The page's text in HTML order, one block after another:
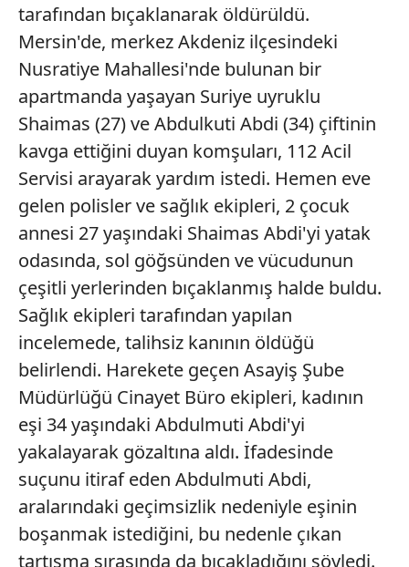
tarafından bıçaklanarak öldürüldü.
Mersin'de, merkez Akdeniz ilçesindeki
Nusratiye Mahallesi'nde bulunan bir
apartmanda yaşayan Suriye uyruklu
Shaimas (27) ve Abdulkuti Abdi (34) çiftinin
kavga ettiğini duyan komşuları, 112 Acil
Servisi arayarak yardım istedi. Hemen eve
gelen polisler ve sağlık ekipleri, 2 çocuk
annesi 27 yaşındaki Shaimas Abdi'yi yatak
odasında, sol göğsünden ve vücudunun
çeşitli yerlerinden bıçaklanmış halde buldu.
Sağlık ekipleri tarafından yapılan
incelemede, talihsiz kanının öldüğü
belirlendi. Harekete geçen Asayiş Şube
Müdürlüğü Cinayet Büro ekipleri, kadının
eşi 34 yaşındaki Abdulmuti Abdi'yi
yakalayarak gözaltına aldı. İfadesinde
suçunu itiraf eden Abdulmuti Abdi,
aralarındaki geçimsizlik nedeniyle eşinin
boşanmak istediğini, bu nedenle çıkan
tartışma sırasında da bıçakladığını söyledi.